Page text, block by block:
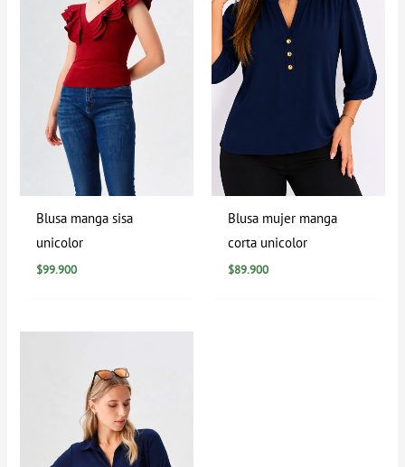
Blusa manga sisa
unicolor
$99.900
Blusa mujer manga
corta unicolor
$89.900
precios:
desde
$0
hasta
$94.900